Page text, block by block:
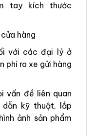
tay kích thước
hàng
với các đại lý ở
phí ra xe gửi hàng
vấn đề liên quan
dẫn kỹ thuật, lắp
ảnh sản phẩm